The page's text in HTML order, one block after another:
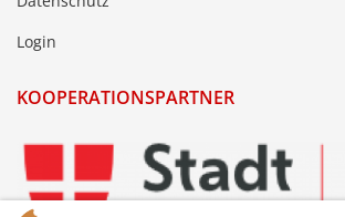
Login
KOOPERATIONSPARTNER